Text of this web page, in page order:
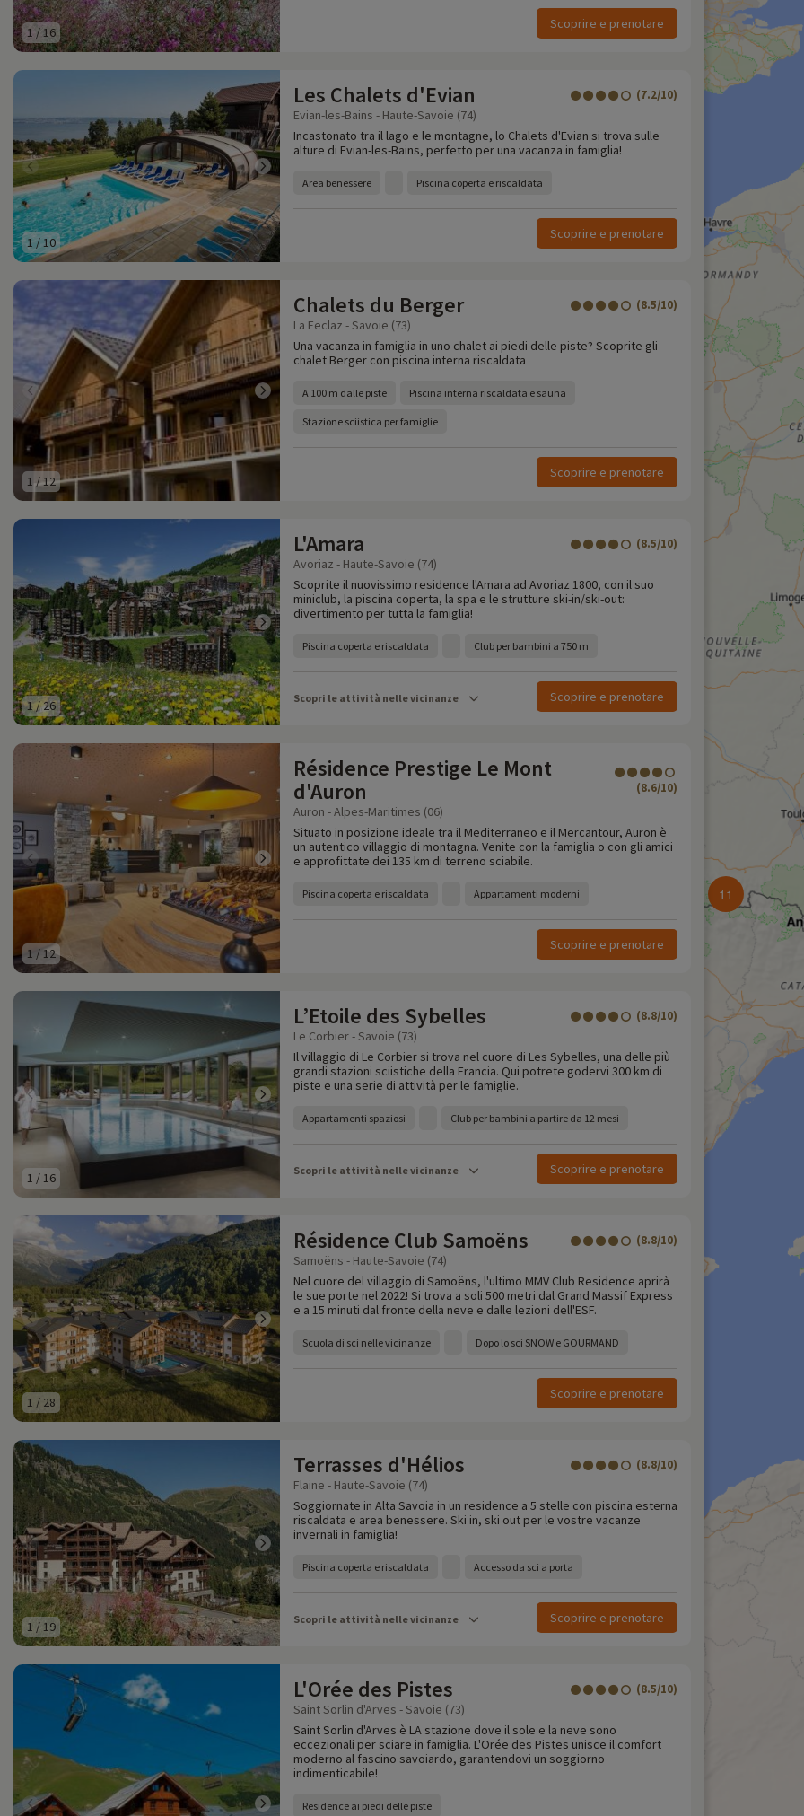
1 / 16
Scoprire e prenotare
1/10
Les Chalets d'Evian (7.2/10)
Evian-les-Bains - Haute-Savoie (74)
Incastonato tra il lago e le montagne, lo Chalets d'Evian si trova sulle
alture di Evian-les-Bains, perfetto per una vacanza in famiglia!
Area benessere Piscina coperta e riscaldata
Scoprire e prenotare
1 /12
Chalets du Berger (8.5/10)
La Feclaz - Savoie (73)
Una vacanza in famiglia in uno chalet ai piedi delle piste? Scoprite gli
chalet Berger con piscina interna riscaldata
A 100 m dalle piste Piscina interna riscaldata e sauna
Stazione sciistica per famiglie
Scoprire e prenotare
1/26
L'Amara (8.5/10)
Avoriaz - Haute-Savoie (74)
Scoprite il nuovissimo residence l'Amara ad Avoriaz 1800, con il suo
miniclub, la piscina coperta, la spa e le strutture ski-in/ski-out:
divertimento per tutta la famiglia!
Piscina coperta e riscaldata Club per bambini a 750 m
Scopri le attività nelle vicinanze Scoprire e prenotare
1 / 12
Résidence Prestige Le Mont
d'Auron
(8.6/10)
Auron - Alpes-Maritimes (06)
Situato in posizione ideale tra il Mediterraneo e il Mercantour, Auron è
un autentico villaggio di montagna. Venite con la famiglia o con gli amici
e approfittate dei 135 km di terreno sciabile.
Piscina coperta e riscaldata Appartamenti moderni
Scoprire e prenotare
1 / 16
L’Etoile des Sybelles (8.8/10)
Le Corbier - Savoie (73)
Il villaggio di Le Corbier si trova nel cuore di Les Sybelles, una delle più
grandi stazioni sciistiche della Francia. Qui potrete godervi 300 km di
piste e una serie di attività per le famiglie.
Appartamenti spaziosi Club per bambini a partire da 12 mesi
Scopri le attività nelle vicinanze Scoprire e prenotare
1 / 28
Résidence Club Samoëns (8.8/10)
Samoëns - Haute-Savoie (74)
Nel cuore del villaggio di Samoëns, l'ultimo MMV Club Residence aprirà
le sue porte nel 2022! Si trova a soli 500 metri dal Grand Massif Express
e a 15 minuti dal fronte della neve e dalle lezioni dell'ESF.
Scuola di sci nelle vicinanze Dopo lo sci SNOW e GOURMAND
Scoprire e prenotare
1 /19
Terrasses d'Hélios (8.8/10)
Flaine - Haute-Savoie (74)
Soggiornate in Alta Savoia in un residence a 5 stelle con piscina esterna
riscaldata e area benessere. Ski in, ski out per le vostre vacanze
invernali in famiglia!
Piscina coperta e riscaldata Accesso da sci a porta
Scopri le attività nelle vicinanze Scoprire e prenotare
L'Orée des Pistes (8.5/10)
Saint Sorlin d'Arves - Savoie (73)
Saint Sorlin d'Arves è LA stazione dove il sole e la neve sono
eccezionali per sciare in famiglia. L'Orée des Pistes unisce il comfort
moderno al fascino savoiardo, garantendovi un soggiorno
indimenticabile!
Residence ai piedi delle piste
11